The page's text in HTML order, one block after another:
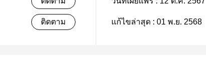
ติดตาม แก้ไขล่าสุด : 01 พ.ย. 2568